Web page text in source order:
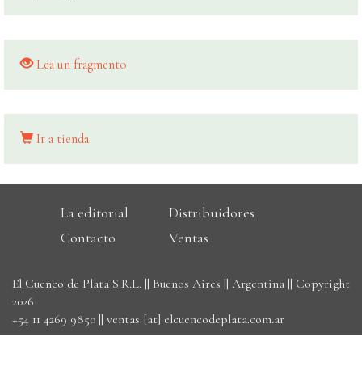
Lea un fragmento
Ir a tienda
La editorial
Distribuidores
Contacto
Ventas
El Cuenco de Plata S.R.L. || Buenos Aires || Argentina || Copyright
2026
+54 11 4269 9850 || ventas [at] elcuencodeplata.com.ar